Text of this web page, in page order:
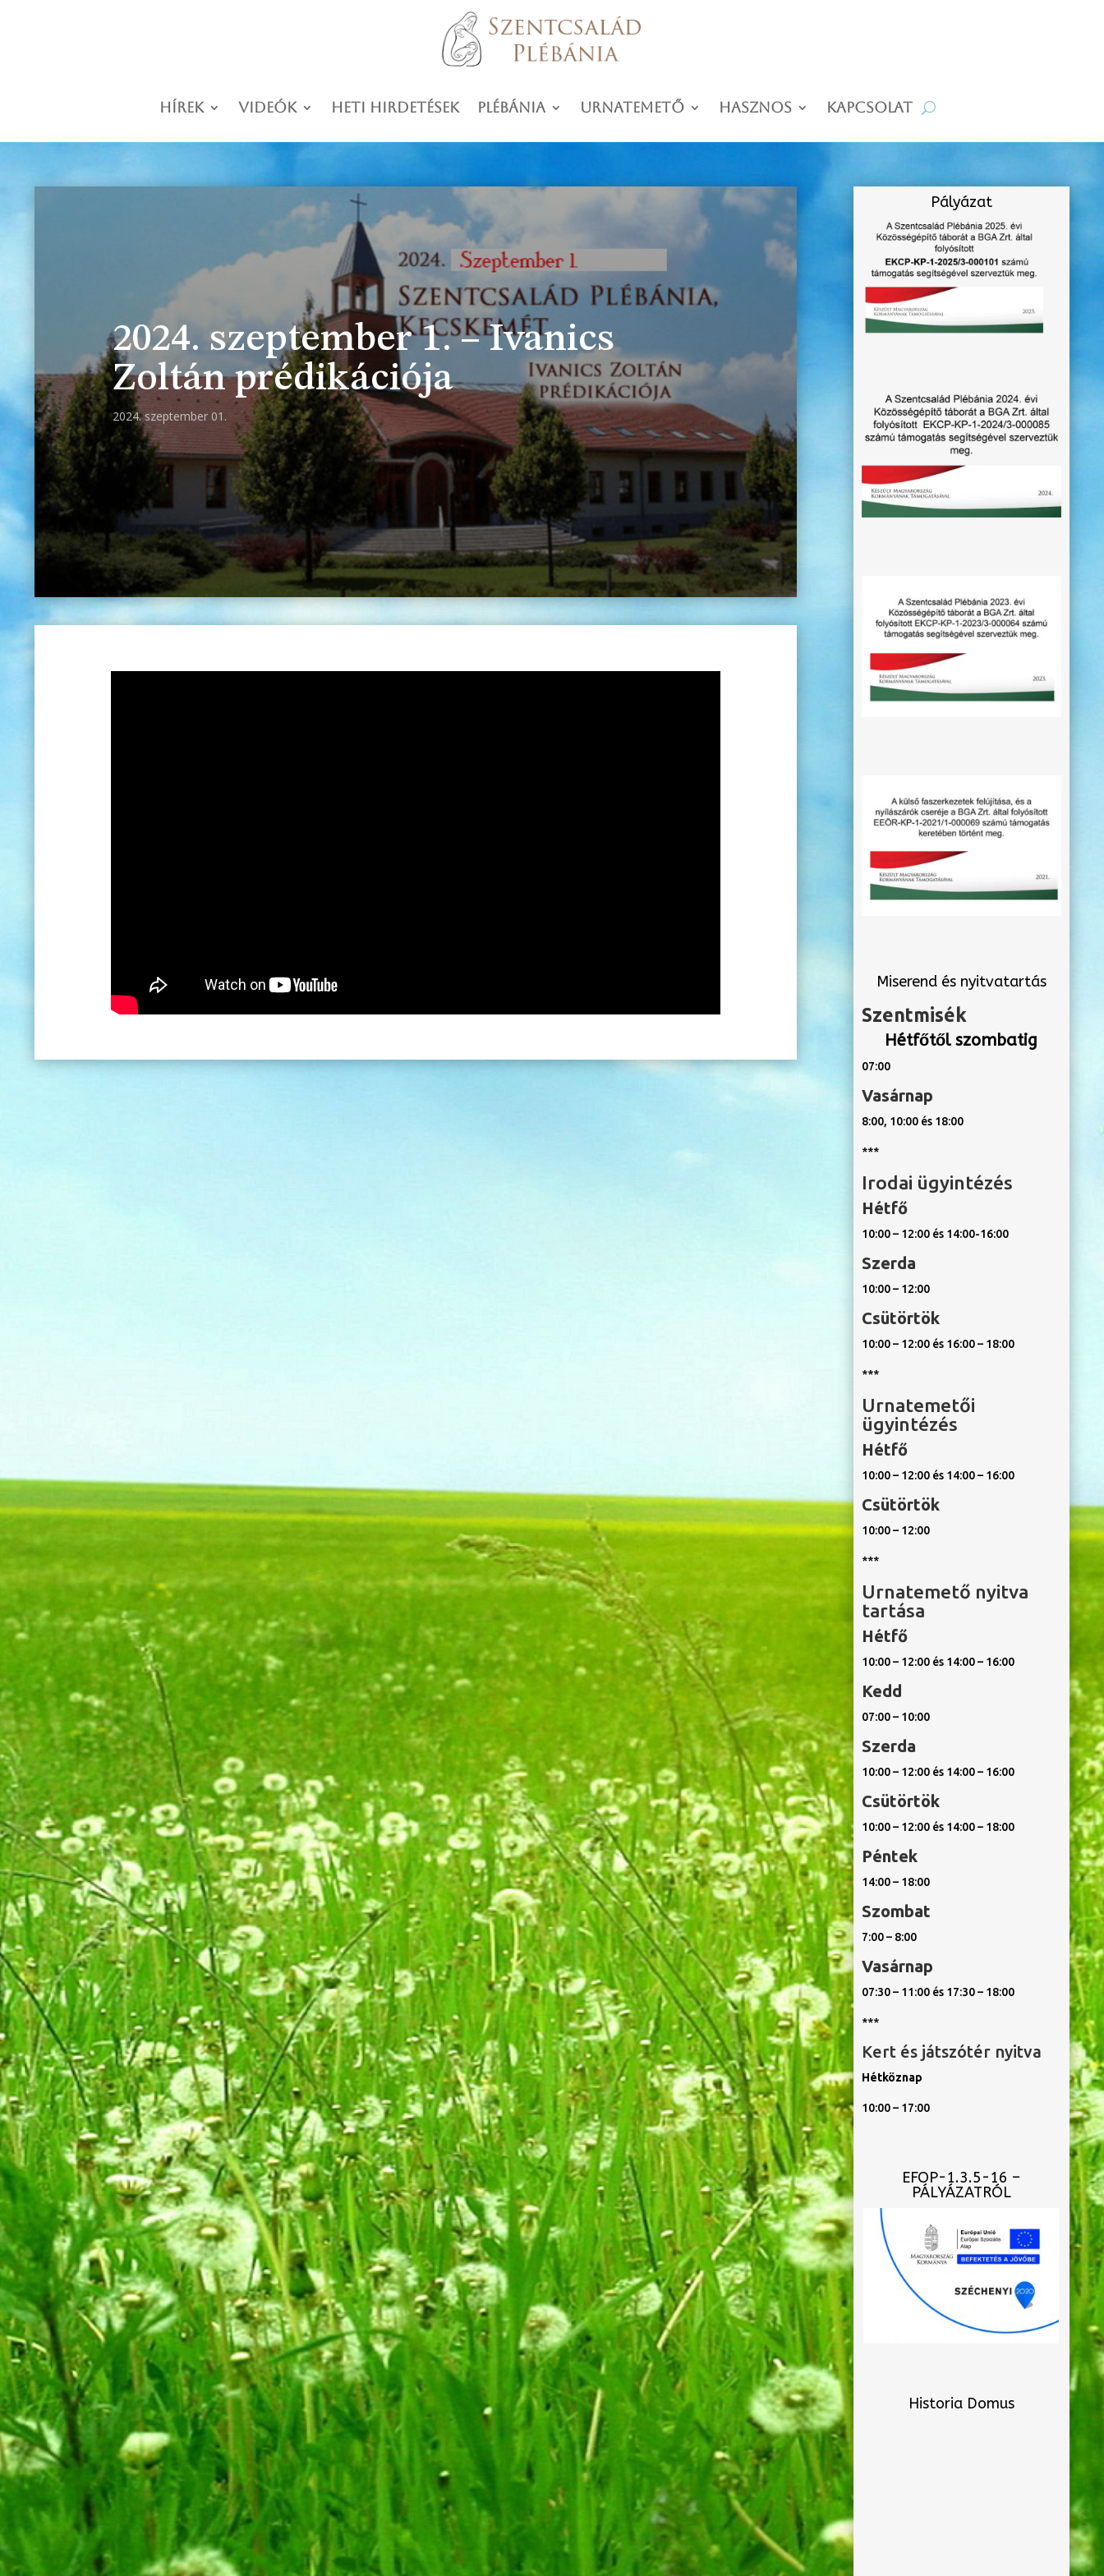
Hírek Videók Heti hirdetések Plébánia Urnatemető Hasznos Kapcsolat
2024. szeptember 1. – Ivanics
Zoltán prédikációja
2024. szeptember 01.
Pályázat
Miserend és nyitvatartás
Szentmisék
Hétfőtől szombatig
07:00
Vasárnap
8:00, 10:00 és 18:00
***
Irodai ügyintézés
Hétfő
10:00 – 12:00 és 14:00-16:00
Szerda
10:00 – 12:00
Csütörtök
10:00 – 12:00 és 16:00 – 18:00
***
Urnatemetői
ügyintézés
Hétfő
10:00 – 12:00 és 14:00 – 16:00
Csütörtök
10:00 – 12:00
***
Urnatemető nyitva
tartása
Hétfő
10:00 – 12:00 és 14:00 – 16:00
Kedd
07:00 – 10:00
Szerda
10:00 – 12:00 és 14:00 – 16:00
Csütörtök
10:00 – 12:00 és 14:00 – 18:00
Péntek
14:00 – 18:00
Szombat
7:00 – 8:00
Vasárnap
07:30 – 11:00 és 17:30 – 18:00
***
Kert és játszótér nyitva
Hétköznap
10:00 – 17:00
EFOP-1.3.5-16 –
PÁLYÁZATRÓL
Historia Domus